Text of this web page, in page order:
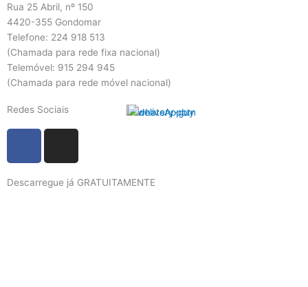
Rua 25 Abril, nº 150
4420-355 Gondomar
Telefone: 224 918 513
(Chamada para rede fixa nacional)
Telemóvel: 915 294 945
(Chamada para rede móvel nacional)
Redes Sociais
e
t
Descarregue já GRATUITAMENTE